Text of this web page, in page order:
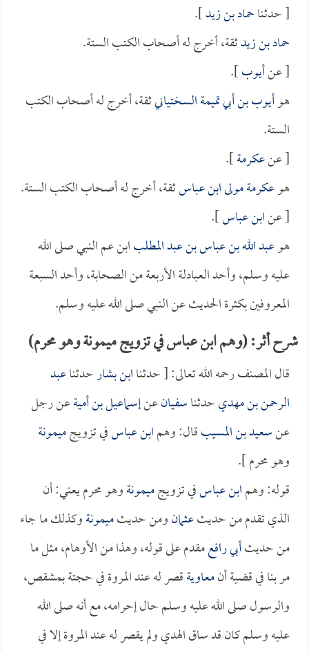
[ حدثناحماد بن زيد].
حماد بن زيدثقة، أخرج له أصحاب الكتب الستة.
[ عنأيوب].
هوأيوب بن أبي تميمة السختيانيثقة، أخرج له أصحاب الكتب
الستة.
[ عنعكرمة].
هوعكرمة مولى ابن عباسثقة، أخرج له أصحاب الكتب الستة.
[ عنابن عباس].
هوعبد الله بن عباس بن عبد المطلبابن عم النبي صلى الله
عليه وسلم، وأحد العبادلة الأربعة من الصحابة، وأحد السبعة
المعروفين بكثرة الحديث عن النبي صلى الله عليه وسلم.
شرح أثر: (وهم ابن عباس في تزويج ميمونة وهو محرم)
قال المصنف رحمه الله تعالى: [ حدثناابن بشارحدثناعبد
الرحمن بن مهديحدثناسفيانعنإسماعيل بن أميةعن رجل
عنسعيد بن المسيبقال: وهمابن عباسفي تزويجميمونة
وهو محرم ].
قوله: وهمابن عباسفي تزويجميمونةوهو محرم يعني: أن
الذي تقدم من حديثعثمانومن حديثميمونةوكذلك ما جاء
من حديثأبي رافعمقدم على قوله، وهذا من الأوهام، مثل ما
مر بنا في قضية أنمعاويةقصر له عند المروة في حجتة بمشقص،
والرسول صلى الله عليه وسلم حال إحرامه، مع أنه صلى الله
عليه وسلم كان قد ساق الهدي ولم يقصر له عند المروة إلا في